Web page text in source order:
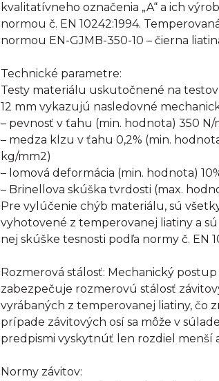
kvalitatívneho označenia „A“ a ich
normou č. EN 10242:1994.
normou EN-GJMB-350-10 – čierna
Technické parametre:
Testy materiálu uskutočnené na
12 mm vykazujú nasledovné
– pevnosť v ťahu (min. hodnota) 350 N/
– medza klzu v ťahu 0,2% (min.
kg/mm2)
– lomová deformácia (min. hodnota)
– Brinellova skúška tvrdosti (max.
Pre vylúčenie chýb materiálu, sú
vyhotovené z temperovanej liatiny a
nej skúške tesnosti podľa normy č. EN
Rozmerová stálosť: Mechanický
zabezpečuje rozmerovú stálosť
vyrábaných z temperovanej liatiny, čo
prípade závitových osí sa môže v
predpismi vyskytnúť len rozdiel menší
Normy závitov: